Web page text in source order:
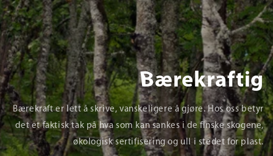
Bærekraftig
Bærekraft er lett å skrive, vanskeligere å gjøre. Hos oss betyr
det et faktisk tak på hva som kan sankes i de finske skogene,
økologisk sertifisering og ull i stedet for plast.